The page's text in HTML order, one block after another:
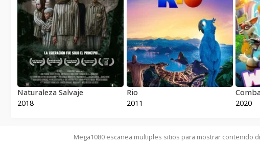
Naturaleza Salvaje
2018
Rio
2011 2020
Mega1080 escanea multiples sitios para mostrar contenido